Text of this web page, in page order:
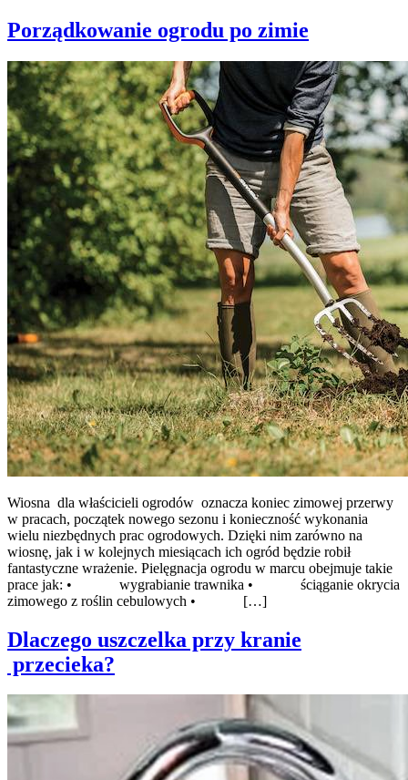
Porządkowanie ogrodu po zimie
Wiosna dla właścicieli ogrodów oznacza koniec zimowej przerwy
w pracach, początek nowego sezonu i konieczność wykonania
wielu niezbędnych prac ogrodowych. Dzięki nim zarówno na
wiosnę, jak i w kolejnych miesiącach ich ogród będzie robił
fantastyczne wrażenie. Pielęgnacja ogrodu w marcu obejmuje takie
prace jak: • wygrabianie trawnika • ściąganie okrycia
zimowego z roślin cebulowych • […]
Dlaczego uszczelka przy kranie
przecieka?